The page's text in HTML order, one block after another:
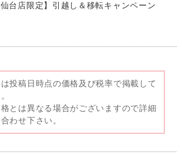
仙台店限定】引越し＆移転キャンペーン
投稿日時点の価格及び税率で掲載して
とは異なる場合がございますので詳細
わせ下さい。